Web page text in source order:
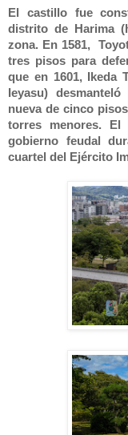
El castillo fue
distrito de Harima
zona. En 1581,
tres pisos para
que en 1601, Ikeda
Ieyasu)
nueva de cinco
torres menores. El
gobierno feudal
cuartel del Ejército